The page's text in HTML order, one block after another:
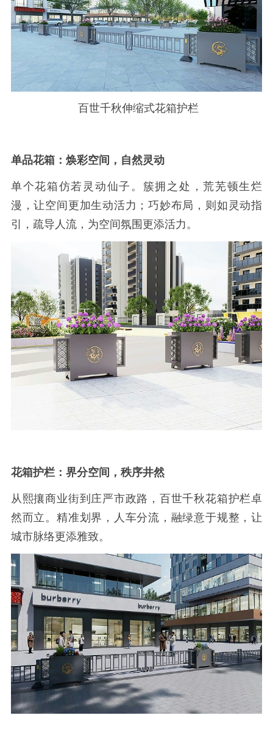
百世千秋伸缩式花箱护栏
单品花箱：焕彩空间，自然灵动
单个花箱仿若灵动仙子。簇拥之处，荒芜顿生烂
漫，让空间更加生动活力；巧妙布局，则如灵动指
引，疏导人流，为空间氛围更添活力。
花箱护栏：界分空间，秩序井然
从熙攘商业街到庄严市政路，百世千秋花箱护栏卓
然而立。精准划界，人车分流，融绿意于规整，让
城市脉络更添雅致。